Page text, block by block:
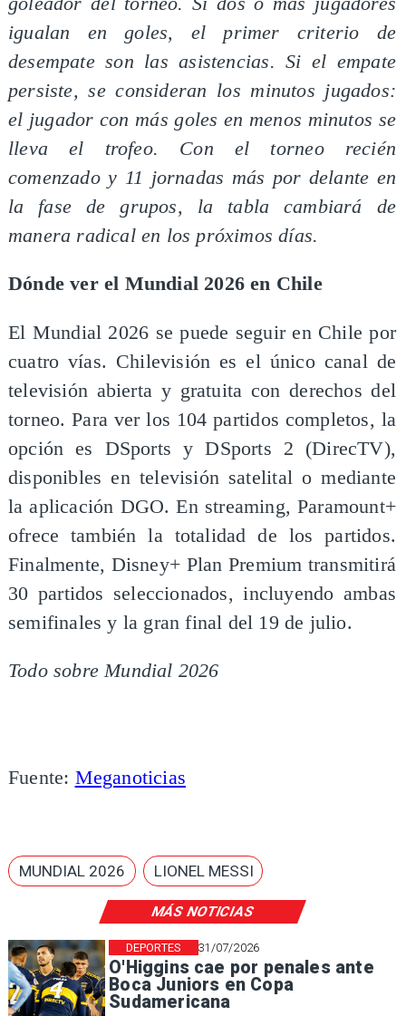
MÁS NOTICIAS
31/07/2026
O'Higgins cae por penales ante
Boca Juniors en Copa
Sudamericana
DEPORTES
igualan en goles, el primer criterio de
desempate son las asistencias. Si el empate
persiste, se consideran los minutos jugados:
el jugador con más goles en menos minutos se
lleva el trofeo. Con el torneo recién
comenzado y 11 jornadas más por delante en
la fase de grupos, la tabla cambiará de
manera radical en los próximos días.
Dónde ver el Mundial 2026 en Chile
El Mundial 2026 se puede seguir en Chile por
cuatro vías. Chilevisión es el único canal de
televisión abierta y gratuita con derechos del
torneo. Para ver los 104 partidos completos, la
opción es DSports y DSports 2 (DirecTV),
disponibles en televisión satelital o mediante
la aplicación DGO. En streaming, Paramount+
ofrece también la totalidad de los partidos.
Finalmente, Disney+ Plan Premium transmitirá
30 partidos seleccionados, incluyendo ambas
semifinales y la gran final del 19 de julio.
Todo sobre Mundial 2026
Fuente: Meganoticias
MUNDIAL 2026 LIONEL MESSI